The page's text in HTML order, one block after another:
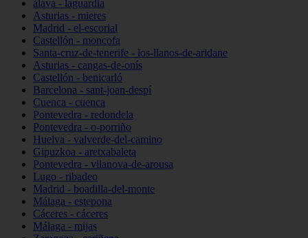
álava - laguardia
Asturias - mieres
Madrid - el-escorial
Castellón - moncofa
Santa-cruz-de-tenerife - los-llanos-de-aridane
Asturias - cangas-de-onís
Castellón - benicarló
Barcelona - sant-joan-despí
Cuenca - cuenca
Pontevedra - redondela
Pontevedra - o-porriño
Huelva - valverde-del-camino
Gipuzkoa - aretxabaleta
Pontevedra - vilanova-de-arousa
Lugo - ribadeo
Madrid - boadilla-del-monte
Málaga - estepona
Cáceres - cáceres
Málaga - mijas